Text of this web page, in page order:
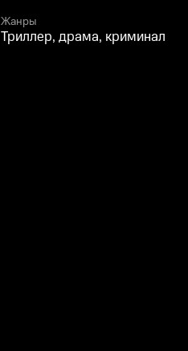
Жанры
Триллер, драма, криминал